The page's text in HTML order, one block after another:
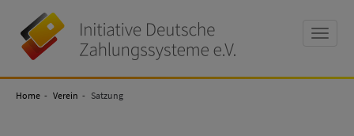
Toggle
Deutsche
Zahlungssysteme
Home Verein Satzung